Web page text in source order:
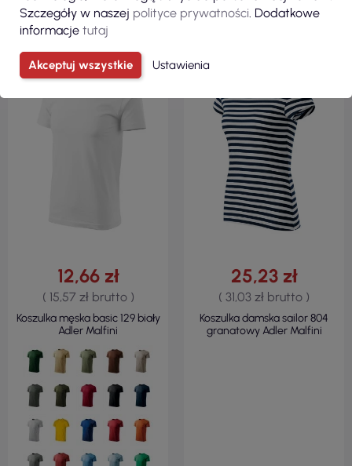
100% BAWEŁNA
REGULAR
12,66 zł
( 15,57 zł brutto )
Koszulka męska basic 129 biały
Adler Malfini
25,23 zł
( 31,03 zł brutto )
Koszulka damska sailor 804
granatowy Adler Malfini
Szczegóły w naszej polityce prywatności . Dodatkowe
informacje tutaj
Akceptuj wszystkie Ustawienia